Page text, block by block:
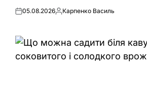
Оприлюднено
05.08.2026Опубліковано
Карпенко Василь